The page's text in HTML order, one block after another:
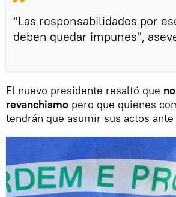
"Las responsabilidades por
deben quedar impunes",
El nuevo presidente resaltó que
revanchismo pero que quienes
tendrán que asumir sus actos ante